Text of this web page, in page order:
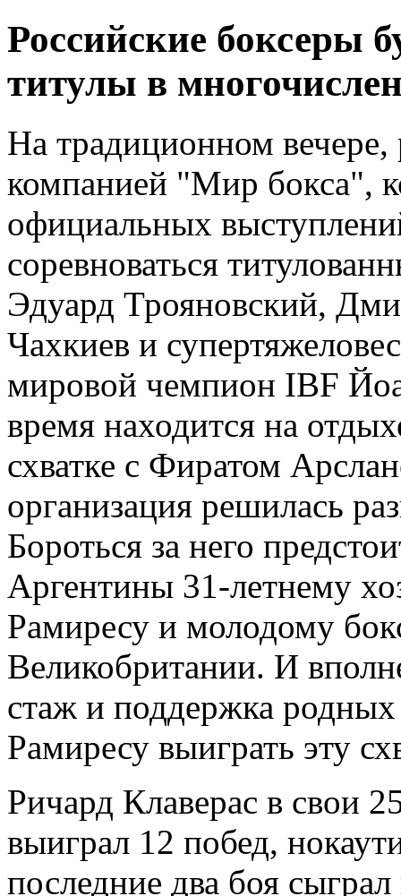
Российские боксеры
титулы в
На традиционном
компанией "Мир бокса",
официальных
соревноваться
Эдуард Трояновский,
Чахкиев и
мировой чемпион IBF
время находится на
схватке с Фиратом
организация решилась
Бороться за него
Аргентины 31-летнему
Рамиресу и молодому
Великобритании. И
стаж и поддержка
Рамиресу выиграть эту
Ричард Клаверас в свои
выиграл 12 побед,
последние два боя